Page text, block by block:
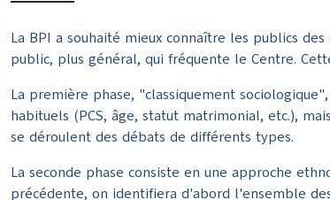
La BPI a souhaité mieux connaître les publics
public, plus général, qui fréquente le Centre.
La première phase, "classiquement
habituels (PCS, âge, statut matrimonial, etc.),
se déroulent des débats de différents types.
La seconde phase consiste en une approche
précédente, on identifiera d'abord l'ensemble